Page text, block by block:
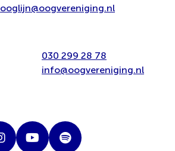
ooglijn@oogvereniging.nl
030 299 28 78
info@oogvereniging.nl